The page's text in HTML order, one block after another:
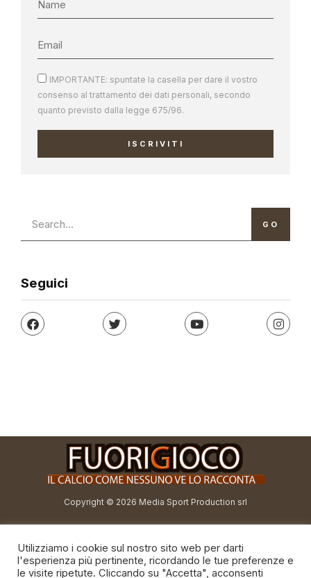
IMPORTANTE: spuntate la casella per dare il vostro
consenso al trattamento dei dati personali, secondo
quanto previsto dalla legge 675/96.
ISCRIVITI
GO
Seguici
Copyright © 2026 Media Sport Production srl
direttore@fuorigioco.info
Utilizziamo i cookie sul nostro sito web per darti
l'esperienza più pertinente, ricordando le tue preferenze e
le visite ripetute. Cliccando su "Accetta", acconsenti